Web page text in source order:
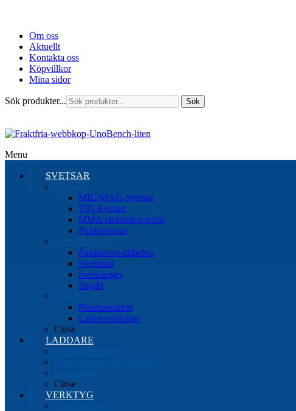
Om oss
Aktuellt
Kontakta oss
Köpvillkor
Mina sidor
Sök produkter... Sök
Menu
SVETSAR
MIG/MAG-Svetsar
TIG-Svetsar
MMA elektrod-svetsar
Punktsvetsar
Punktsvets-tillbehör
Svetstråd
Svetstänger
Skydd
Plasmaskärare
Lasersvetsfräsar
Close
LADDARE
Close
VERKTYG